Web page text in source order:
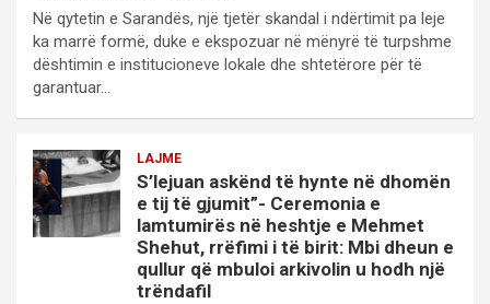
Në qytetin e Sarandës, një tjetër skandal i ndërtimit pa leje
ka marrë formë, duke e ekspozuar në mënyrë të turpshme
dështimin e institucioneve lokale dhe shtetërore për të
garantuar…
LAJME
S’lejuan askënd të hynte në dhomën
e tij të gjumit”- Ceremonia e
lamtumirës në heshtje e Mehmet
Shehut, rrëfimi i të birit: Mbi dheun e
qullur që mbuloi arkivolin u hodh një
trëndafil